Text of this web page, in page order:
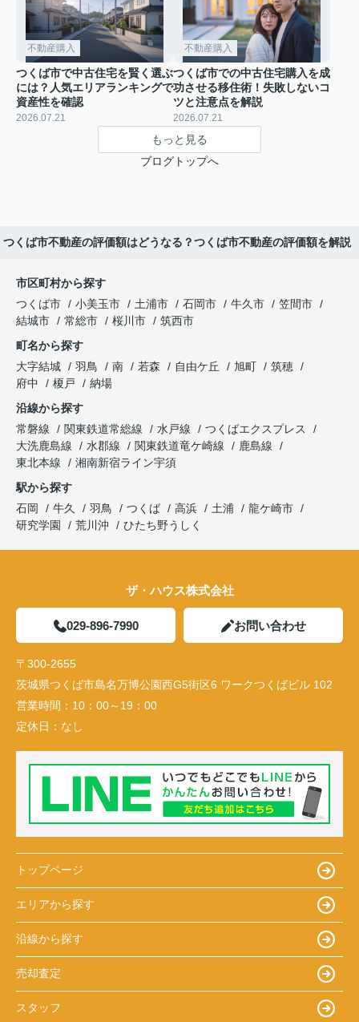
不動産購入
つくば市で中古住宅を賢く選ぶ
には？人気エリアランキングで
資産性を確認
2026.07.21
不動産購入
つくば市での中古住宅購入を成
功させる移住術！失敗しないコ
ツと注意点を解説
2026.07.21
もっと見る
ブログトップへ
つくば市不動産の評価額はどうなる？つくば市不動産の評価額を解説
市区町村から探す
つくば市
小美玉市 土浦市 石岡市 牛久市
笠間市
結城市
常総市 桜川市
筑西市
町名から探す
大字結城
羽鳥 南 若森 自由ケ丘 旭町
筑穂
府中
榎戸
納場
沿線から探す
常磐線
関東鉄道常総線 水戸線
つくばエクスプレス
大洗鹿島線
水郡線 関東鉄道竜ケ崎線
鹿島線
東北本線
湘南新宿ライン宇須
駅から探す
石岡
牛久 羽鳥 つくば 高浜 土浦
龍ケ崎市
研究学園
荒川沖 ひたち野うしく
ザ・ハウス株式会社
029-896-7990 お問い合わせ
〒300-2655
茨城県つくば市島名万博公園西G5街区6 ワークつくばビル 102
営業時間： 10：00～19：00
定休日： なし
トップページ
エリアから探す
沿線から探す
売却査定
スタッフ